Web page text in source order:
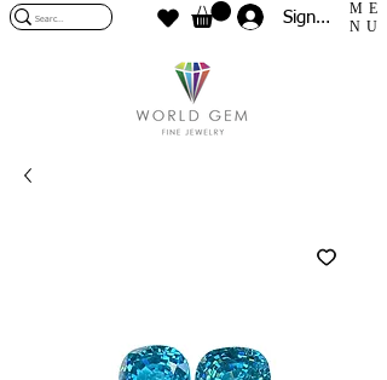
Sign In
ME
NU